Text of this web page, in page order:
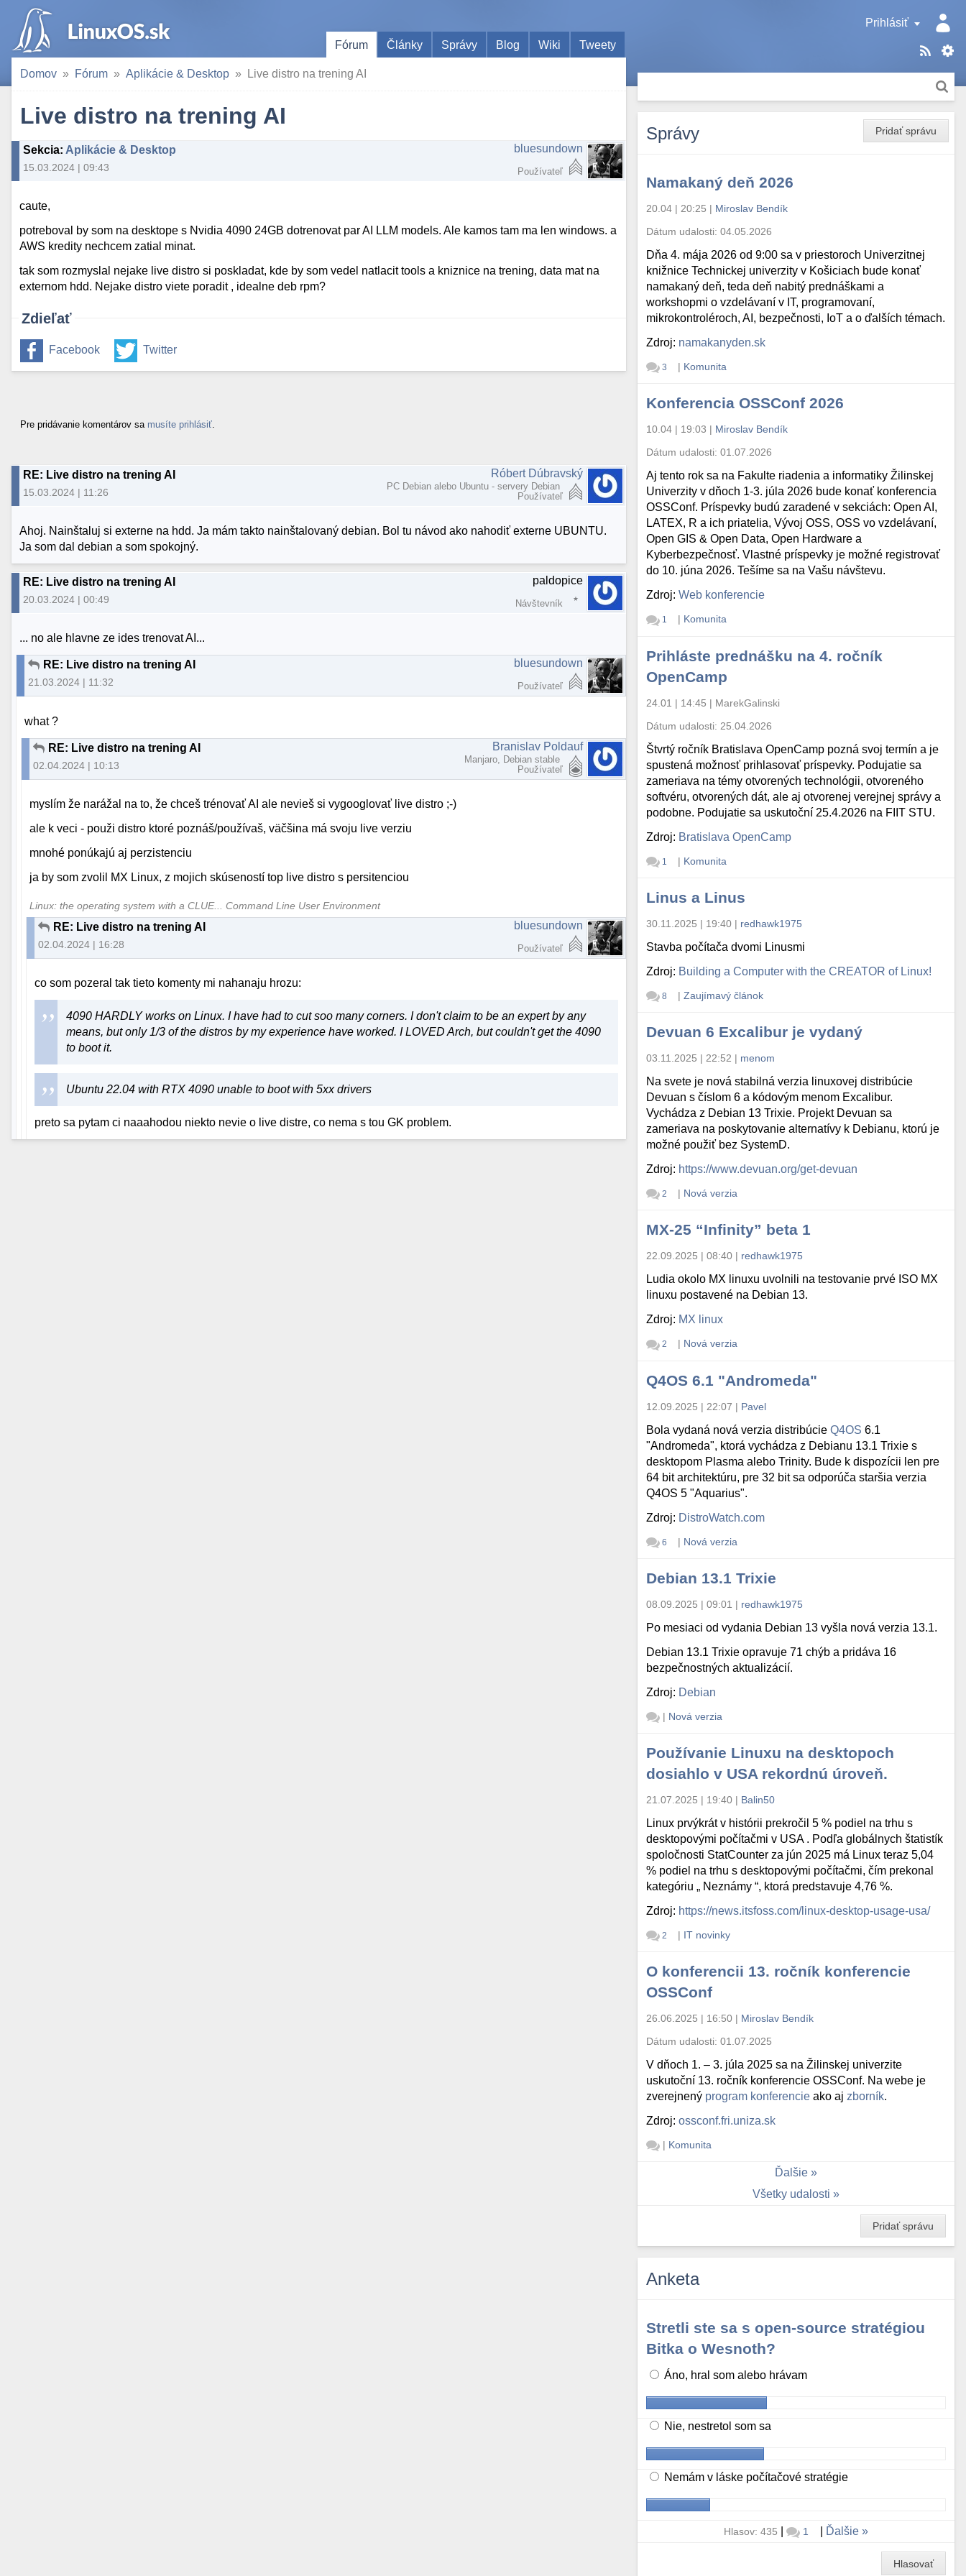
Prihlásiť
Fórum
Články Správy Blog Wiki Tweety
Domov Fórum Aplikácie & Desktop Live distro na trening AI
Live distro na trening AI
Sekcia: Aplikácie & Desktop
15.03.2024 | 09:43
bluesundown
Používateľ
caute,
potreboval by som na desktope s Nvidia 4090 24GB dotrenovat par AI LLM models. Ale kamos tam ma len windows. a
AWS kredity nechcem zatial minat.
tak som rozmyslal nejake live distro si poskladat, kde by som vedel natlacit tools a kniznice na trening, data mat na
externom hdd. Nejake distro viete poradit , idealne deb rpm?
Zdieľať
Facebook Twitter
Pre pridávanie komentárov sa musíte prihlásiť
RE: Live distro na trening AI
15.03.2024 | 11:26
Róbert Dúbravský
PC Debian alebo Ubuntu - servery Debian
Používateľ
Ahoj. Nainštaluj si externe na hdd. Ja mám takto nainštalovaný debian. Bol tu návod ako nahodiť externe UBUNTU.
Ja som dal debian a som spokojný.
RE: Live distro na trening AI
20.03.2024 | 00:49
paldopice
Návštevník
... no ale hlavne ze ides trenovat AI...
RE: Live distro na trening AI
21.03.2024 | 11:32
bluesundown
Používateľ
what ?
RE: Live distro na trening AI
02.04.2024 | 10:13
Branislav Poldauf
Manjaro, Debian stable
Používateľ
myslím že narážal na to, že chceš trénovať AI ale nevieš si vygooglovať live distro ;-)
ale k veci - použi distro ktoré poznáš/používaš, väčšina má svoju live verziu
mnohé ponúkajú aj perzistenciu
ja by som zvolil MX Linux, z mojich skúseností top live distro s persitenciou
Linux: the operating system with a CLUE... Command Line User Environment
RE: Live distro na trening AI
02.04.2024 | 16:28
bluesundown
Používateľ
co som pozeral tak tieto komenty mi nahanaju hrozu:
4090 HARDLY works on Linux. I have had to cut soo many corners. I don't claim to be an expert by any
means, but only 1/3 of the distros by my experience have worked. I LOVED Arch, but couldn't get the 4090
to boot it.
Ubuntu 22.04 with RTX 4090 unable to boot with 5xx drivers
preto sa pytam ci naaahodou niekto nevie o live distre, co nema s tou GK problem.
Pridať správu
Správy
Namakaný deň 2026
20.04 | 20:25 | Miroslav Bendík
Dátum udalosti:04.05.2026
Dňa 4. mája 2026 od 9:00 sa v priestoroch Univerzitnej
knižnice Technickej univerzity v Košiciach bude konať
namakaný deň, teda deň nabitý prednáškami a
workshopmi o vzdelávaní v IT, programovaní,
mikrokontroléroch, AI, bezpečnosti, IoT a o ďalších témach.
Zdroj: namakanyden.sk
3 | Komunita
Konferencia OSSConf 2026
10.04 | 19:03 | Miroslav Bendík
Dátum udalosti:01.07.2026
Aj tento rok sa na Fakulte riadenia a informatiky Žilinskej
Univerzity v dňoch 1-3. júla 2026 bude konať konferencia
OSSConf. Príspevky budú zaradené v sekciách: Open AI,
LATEX, R a ich priatelia, Vývoj OSS, OSS vo vzdelávaní,
Open GIS & Open Data, Open Hardware a
Kyberbezpečnosť. Vlastné príspevky je možné registrovať
do 10. júna 2026. Tešíme sa na Vašu návštevu.
Zdroj:Web konferencie
1 | Komunita
Prihláste prednášku na 4. ročník
OpenCamp
24.01 | 14:45 | MarekGalinski
Dátum udalosti: 25.04.2026
Štvrtý ročník Bratislava OpenCamp pozná svoj termín a je
spustená možnosť prihlasovať príspevky. Podujatie sa
zameriava na témy otvorených technológii, otvoreného
softvéru, otvorených dát, ale aj otvorenej verejnej správy a
podobne. Podujatie sa uskutoční 25.4.2026 na FIIT STU.
Zdroj: Bratislava OpenCamp
1 | Komunita
Linus a Linus
30.11.2025 | 19:40 | redhawk1975
Stavba počítača dvomi Linusmi
Zdroj: Building a Computer with the CREATOR of Linux!
8 | Zaujímavý článok
Devuan 6 Excalibur je vydaný
03.11.2025 | 22:52 | menom
Na svete je nová stabilná verzia linuxovej distribúcie
Devuan s číslom 6 a kódovým menom Excalibur.
Vychádza z Debian 13 Trixie. Projekt Devuan sa
zameriava na poskytovanie alternatívy k Debianu, ktorú je
možné použiť bez SystemD.
Zdroj: https://www.devuan.org/get-devuan
2 | Nová verzia
MX-25 “Infinity” beta 1
22.09.2025 | 08:40 | redhawk1975
Ludia okolo MX linuxu uvolnili na testovanie prvé ISO MX
linuxu postavené na Debian 13.
Zdroj: MX linux
2 | Nová verzia
Q4OS 6.1 "Andromeda"
12.09.2025 | 22:07 | Pavel
Bola vydaná nová verzia distribúcieQ4OS 6.1
"Andromeda", ktorá vychádza z Debianu 13.1 Trixie s
desktopom Plasma alebo Trinity. Bude k dispozícii len pre
64 bit architektúru, pre 32 bit sa odporúča staršia verzia
Q4OS 5 "Aquarius".
Zdroj: DistroWatch.com
6 | Nová verzia
Debian 13.1 Trixie
08.09.2025 | 09:01 | redhawk1975
Po mesiaci od vydania Debian 13 vyšla nová verzia 13.1.
Debian 13.1 Trixie opravuje 71 chýb a pridáva 16
bezpečnostných aktualizácií.
Zdroj: Debian
| Nová verzia
Používanie Linuxu na desktopoch
dosiahlo v USA rekordnú úroveň.
21.07.2025 | 19:40 | Balin50
Linux prvýkrát v histórii prekročil 5 % podiel na trhu s
desktopovými počítačmi v USA . Podľa globálnych štatistík
spoločnosti StatCounter za jún 2025 má Linux teraz 5,04
% podiel na trhu s desktopovými počítačmi, čím prekonal
kategóriu „ Neznámy “, ktorá predstavuje 4,76 %.
Zdroj: https://news.itsfoss.com/linux-desktop-usage-usa/
2 | IT novinky
O konferencii 13. ročník konferencie
OSSConf
26.06.2025 | 16:50 | Miroslav Bendík
Dátum udalosti:01.07.2025
V dňoch 1. – 3. júla 2025 sa na Žilinskej univerzite
uskutoční 13. ročník konferencie OSSConf. Na webe je
zverejnený program konferencie ako aj zborník.
Zdroj:ossconf.fri.uniza.sk
| Komunita
Ďalšie
Všetky udalosti
Pridať správu
Anketa
Stretli ste sa s open-source stratégiou
Bitka o Wesnoth?
Áno, hral som alebo hrávam
Nie, nestretol som sa
Nemám v láske počítačové stratégie
Hlasov: 435 | 1 Ďalšie
Hlasovať